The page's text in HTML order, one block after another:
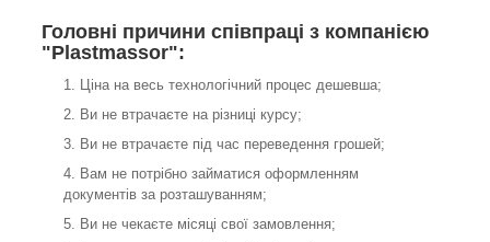
Головні причини співпраці з компанією
"Plastmassor":
Ціна на весь технологічний процес дешевша;
Ви не втрачаєте на різниці курсу;
Ви не втрачаєте під час переведення грошей;
Вам не потрібно займатися оформленням
документів за розташуванням;
Ви не чекаєте місяці свої замовлення;